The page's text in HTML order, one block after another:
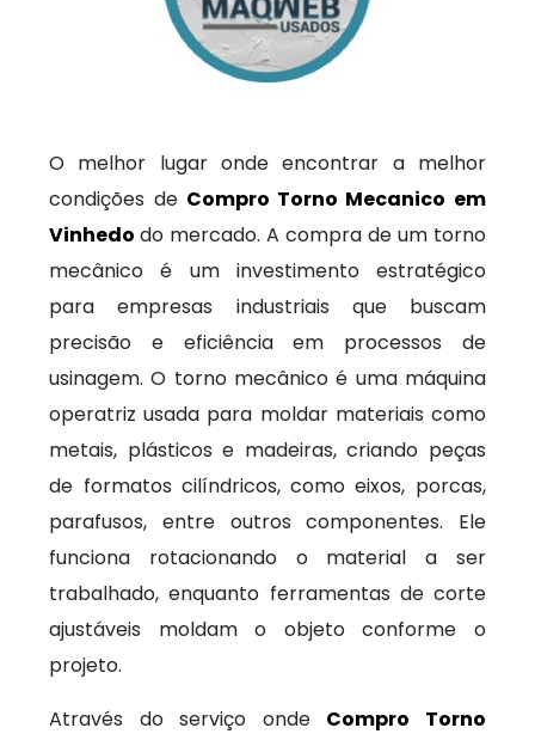
O melhor lugar onde encontrar a melhor
condições de Compro Torno Mecanico em
Vinhedodo mercado. A compra de um torno
mecânico é um investimento estratégico
para empresas industriais que buscam
precisão e eficiência em processos de
usinagem. O torno mecânico é uma máquina
operatriz usada para moldar materiais como
metais, plásticos e madeiras, criando peças
de formatos cilíndricos, como eixos, porcas,
parafusos, entre outros componentes. Ele
funciona rotacionando o material a ser
trabalhado, enquanto ferramentas de corte
ajustáveis moldam o objeto conforme o
projeto.
Através do serviço onde Compro Torno